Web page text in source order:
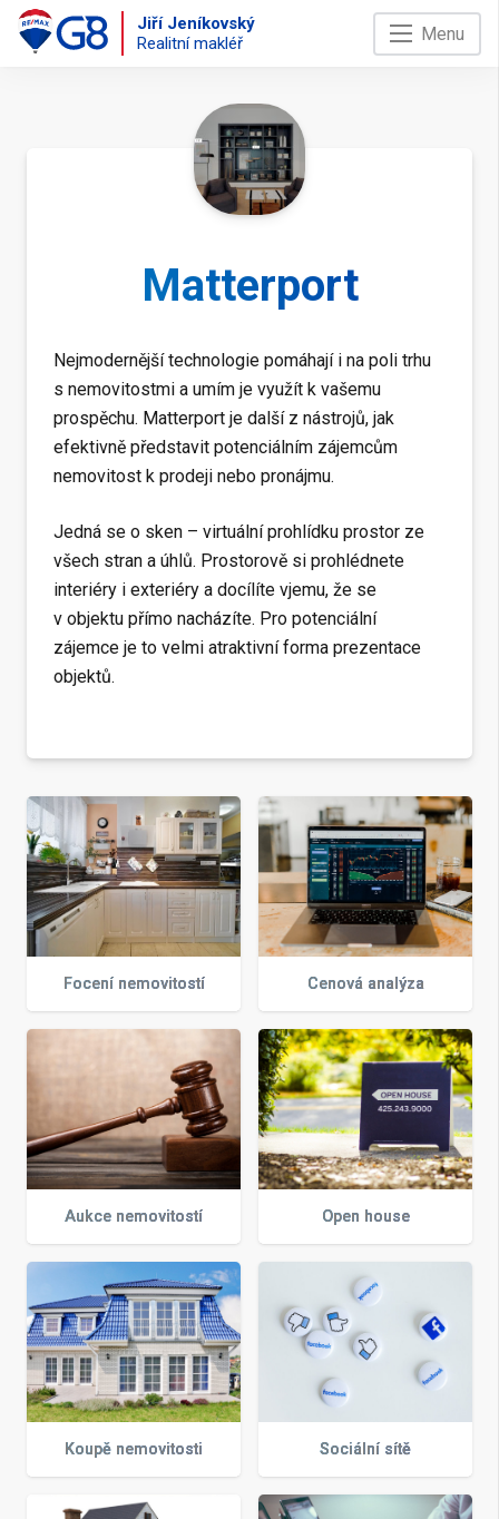
Jiří Jeníkovský
Realitní makléř
Menu
Matterport
Nejmodernější technologie pomáhají i na poli trhu
s nemovitostmi a umím je využít k vašemu
prospěchu. Matterport je další z nástrojů, jak
efektivně představit potenciálním zájemcům
nemovitost k prodeji nebo pronájmu.
Jedná se o sken – virtuální prohlídku prostor ze
všech stran a úhlů. Prostorově si prohlédnete
interiéry i exteriéry a docílíte vjemu, že se
v objektu přímo nacházíte. Pro potenciální
zájemce je to velmi atraktivní forma prezentace
objektů.
Focení nemovitostí Cenová analýza
Aukce nemovitostí Open house
Koupě nemovitosti Sociální sítě